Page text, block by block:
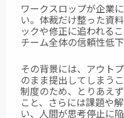
ワークスロップが企業
い。体裁だけ整った資
ックや修正に追われる
チーム全体の信頼性低
その背景には、アウト
のまま提出してしまう
制度のため、とりあえ
こと、さらには課題や
い、人間が思考停止に